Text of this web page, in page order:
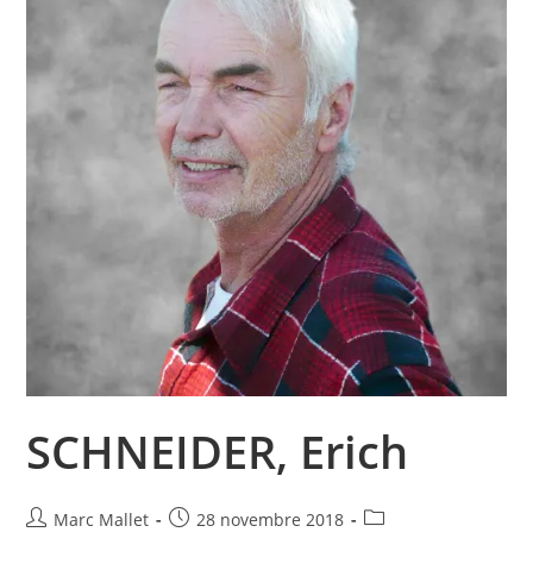
SCHNEIDER, Erich
Auteur/autrice
Marc Mallet
Publication
28 novembre 2018
Post